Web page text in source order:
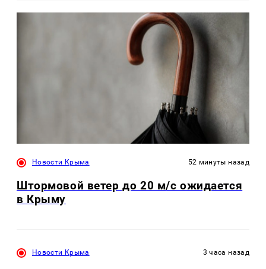
Новости Крыма 52 минуты назад
Штормовой ветер до 20 м/с ожидается
в Крыму
Новости Крыма 3 часа назад